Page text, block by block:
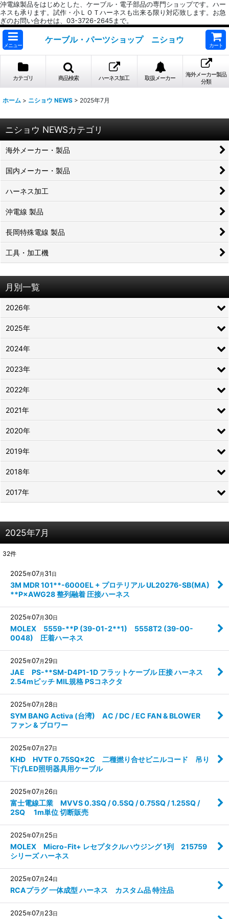
沖電線製品をはじめとした、ケーブル・電子部品の専門ショップです。ハー
ネスも承ります。試作・小ＬＯＴハーネスも出来る限り対応致します。お急
ぎのお問い合わせは、03-3726-2645まで。
メニュー
ケーブル・パーツショップ ニショウ
カート
カテゴリ 商品検索 ハーネス加工 取扱メーカー
海外メーカー製品
分類
ホーム > ニショウ NEWS > 2025年7月
2025年7月
32件
2025年07月 31日
3M MDR 101**-6000EL + プロテリアル UL20276-SB(MA)
**P×AWG28 整列融着 圧接ハーネス
2025年07月 30日
MOLEX 5559-**P (39-01-2**1) 5558T2 (39-00-
0048) 圧着ハーネス
2025年07月 29日
JAE PS-**SM-D4P1-1D フラットケーブル 圧接 ハーネス
2.54mピッチ MIL規格 PSコネクタ
2025年07月 28日
SYM BANG Activa (台湾) AC / DC / EC FAN & BLOWER
ファン & ブロワー
2025年07月 27日
KHD HVTF 0.75SQ×2C 二種撚り合せビニルコード 吊り
下げLED照明器具用ケーブル
2025年07月 26日
富士電線工業 MVVS 0.3SQ / 0.5SQ / 0.75SQ / 1.25SQ /
2SQ 1m単位 切断販売
2025年07月 25日
MOLEX Micro-Fit+ レセプタクルハウジング 1列 215759
シリーズ ハーネス
2025年07月 24日
RCAプラグ 一体成型 ハーネス カスタム品 特注品
2025年07月 23日
ニショウ NEWSカテゴリ
海外メーカー・製品
国内メーカー・製品
ハーネス加工
沖電線 製品
長岡特殊電線 製品
工具・加工機
月別一覧
2026年
2025年
2024年
2023年
2022年
2021年
2020年
2019年
2018年
2017年